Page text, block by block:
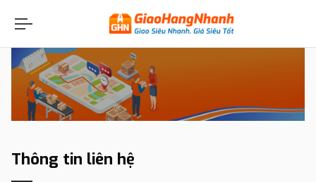
Thông tin liên hệ